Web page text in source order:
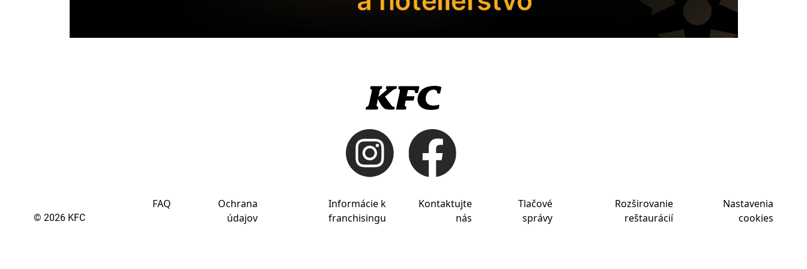
© 2026 KFC
FAQ
Ochrana
údajov
Informácie k
franchisingu
Kontaktujte
nás
Tlačové
správy
Rozširovanie
reštaurácií
Nastavenia
cookies